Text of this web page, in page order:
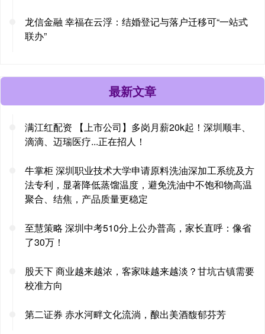
龙信金融 幸福在云浮：结婚登记与落户迁移可“一站式
联办”
最新文章
满江红配资 【上市公司】多岗月薪20k起！深圳顺丰、
滴滴、迈瑞医疗...正在招人！
牛掌柜 深圳职业技术大学申请原料洗油深加工系统及方
法专利，显著降低蒸馏温度，避免洗油中不饱和物高温
聚合、结焦，产品质量更稳定
至慧策略 深圳中考510分上公办普高，家长直呼：像省
了30万！
股天下 商业越来越浓，客家味越来越淡？甘坑古镇需要
校准方向
第二证券 赤水河畔文化流淌，酿出美酒馥郁芬芳